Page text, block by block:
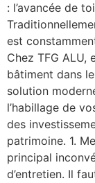
: l’avancée de
est
Chez TFG ALU,
bâtiment dans
solution
l’habillage de
des
patrimoine. 1.
principal
d’entretien. Il